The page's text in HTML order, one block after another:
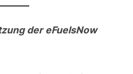
der eFuelsNow